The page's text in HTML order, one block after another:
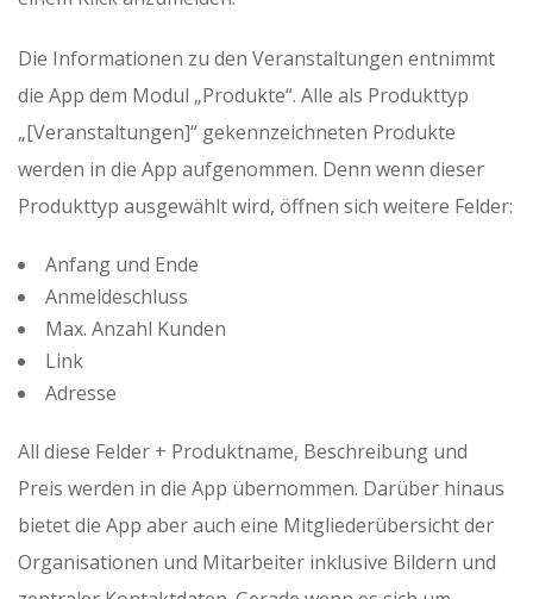
Die Informationen zu den Veranstaltungen entnimmt
die App dem Modul „Produkte“. Alle als Produkttyp
„[Veranstaltungen]“ gekennzeichneten Produkte
werden in die App aufgenommen. Denn wenn dieser
Produkttyp ausgewählt wird, öffnen sich weitere Felder:
Anfang und Ende
Anmeldeschluss
Max. Anzahl Kunden
Link
Adresse
All diese Felder + Produktname, Beschreibung und
Preis werden in die App übernommen. Darüber hinaus
bietet die App aber auch eine Mitgliederübersicht der
Organisationen und Mitarbeiter inklusive Bildern und